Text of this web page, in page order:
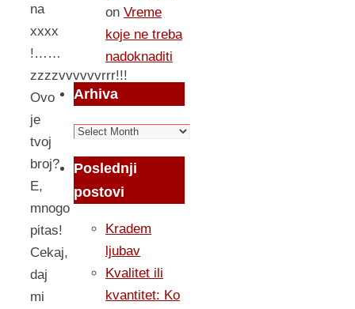
na
xxxx
!……
zzzzvvvvvvrrr!!!
Ovo
je
tvoj
broj?
E,
mnogo
pitas!
Cekaj,
daj
mi
on Vreme
koje ne treba
nadoknaditi
Arhiva
Arhiva
Poslednji
postovi
Kradem
ljubav
Kvalitet ili
kvantitet: Ko